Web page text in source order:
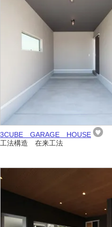
3CUBE GARAGE HOUSE
工法構造 在来工法